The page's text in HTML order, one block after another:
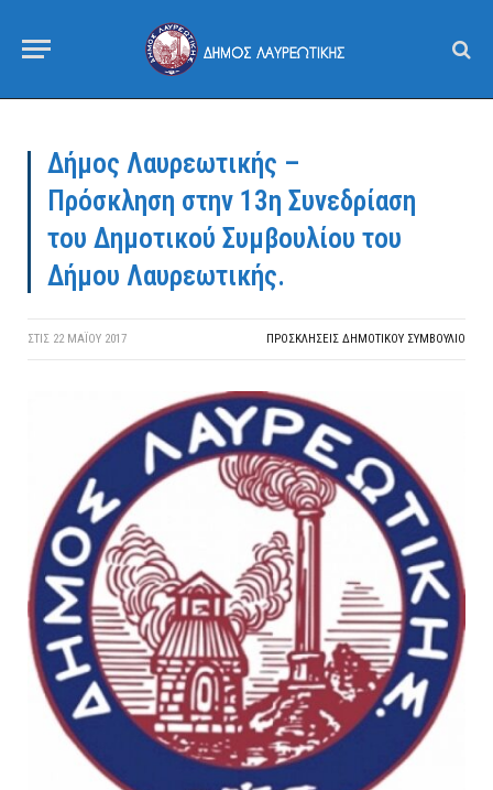
Δήμος Λαυρεωτικής –
Πρόσκληση στην 13η Συνεδρίαση
του Δημοτικού Συμβουλίου του
Δήμου Λαυρεωτικής.
ΣΤΙΣ 22 ΜΑΪ́ΟΥ 2017 ΠΡΟΣΚΛΉΣΕΙΣ ΔΗΜΟΤΙΚΟΎ ΣΥΜΒΟΎΛΙΟ